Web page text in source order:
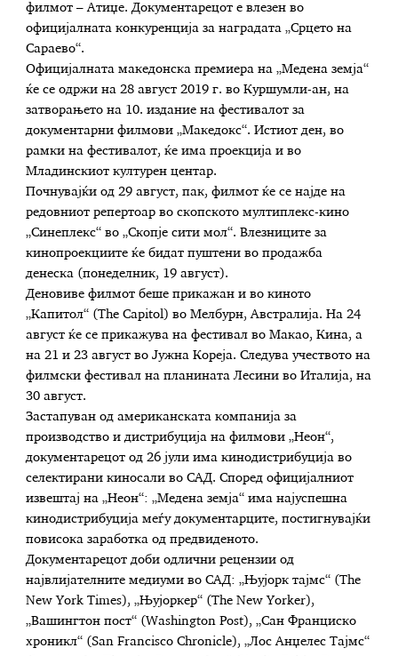
филмот – Атиџе. Документарецот е влезен во
официјалната конкуренција за наградата „Срцето на
Сараево“.
Официјалната македонска премиера на „Медена земја“
ќе се одржи на 28 август 2019 г. во Куршумли-ан, на
затворањето на 10. издание на фестивалот за
документарни филмови „Македокс“. Истиот ден, во
рамки на фестивалот, ќе има проекција и во
Младинскиот културен центар.
Пoчнувајќи од 29 август, пак, филмот ќе се најде на
редовниот репертоар во скопското мултиплекс-кино
„Синеплекс“ во „Скопје сити мол“. Влезниците за
кинопроекциите ќе бидат пуштени во продажба
денеска (понеделник, 19 август).
Деновиве филмот беше прикажан и во киното
„Капитол“ (The Capitol) во Мелбурн, Австралија. На 24
август ќе се прикажува на фестивал во Макао, Кина, а
на 21 и 23 август во Јужна Кореја. Следува учеството на
филмски фестивал на планината Лесини во Италија, на
30 август.
Застапуван од американската компанија за
производство и дистрибуција на филмови „Неон“,
документарецот од 26 јули има кинодистрибуција во
селектирани киносали во САД. Според официјалниот
извештај на „Неон“: „Медена земја“ има најуспешна
кинодистрибуција меѓу документарците, постигнувајќи
повисока заработка од предвиденото.
Документарецот доби одлични рецензии од
највлијателните медиуми во САД: „Њујорк тајмс“ (The
New York Times), „Њујоркер“ (The New Yorker),
„Вашингтон пост“ (Washington Post), „Сан Франциско
хроникл“ (San Francisco Chronicle), „Лос Анџелес Тајмс“